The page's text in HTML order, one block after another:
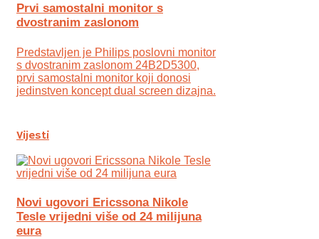
Prvi samostalni monitor s
dvostranim zaslonom
Predstavljen je Philips poslovni monitor
s dvostranim zaslonom 24B2D5300,
prvi samostalni monitor koji donosi
jedinstven koncept dual screen dizajna.
Vijesti
Novi ugovori Ericssona Nikole
Tesle vrijedni više od 24 milijuna
eura